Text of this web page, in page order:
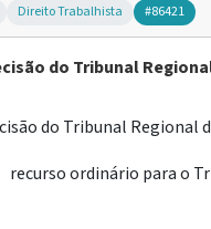
Direito Trabalhista #86421
do Tribunal
do Tribunal Regional
recurso ordinário para o